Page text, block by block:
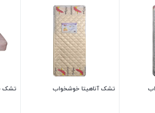
تشک آناهیتا خوشخواب تشک